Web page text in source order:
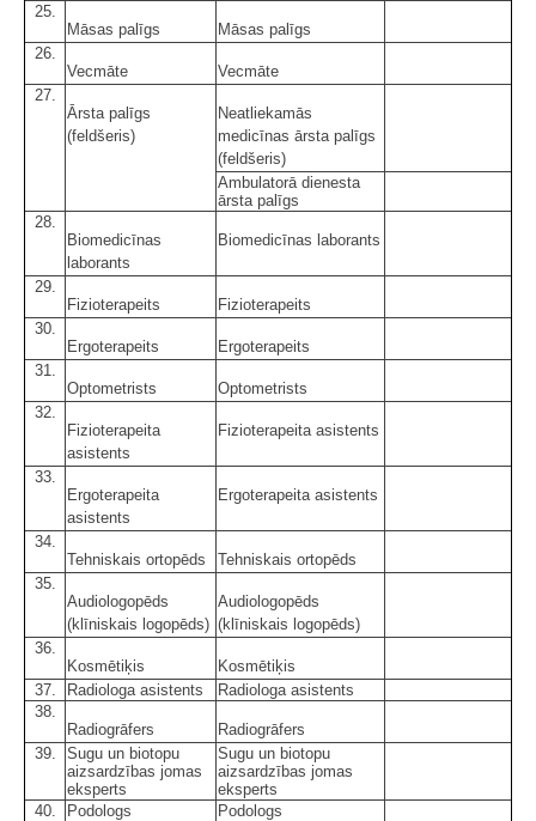
25.
Māsas palīgs
Māsas palīgs
26.
Vecmāte
Vecmāte
27.
Ārsta palīgs
(feldšeris)
Neatliekamās
medicīnas ārsta palīgs
(feldšeris)
Ambulatorā dienesta
ārsta palīgs
28.
Biomedicīnas
laborants
Biomedicīnas laborants
29.
Fizioterapeits
Fizioterapeits
30.
Ergoterapeits
Ergoterapeits
31.
Optometrists
Optometrists
32.
Fizioterapeita
asistents
Fizioterapeita asistents
33.
Ergoterapeita
asistents
Ergoterapeita asistents
34.
Tehniskais ortopēds
Tehniskais ortopēds
35.
Audiologopēds
(klīniskais logopēds)
Audiologopēds
(klīniskais logopēds)
36.
Kosmētiķis
Kosmētiķis
37.
Radiologa asistents
Radiologa asistents
38.
Radiogrāfers
Radiogrāfers
39.
Sugu un biotopu
aizsardzības jomas
eksperts
Sugu un biotopu
aizsardzības jomas
eksperts
40.
Podologs
Podologs